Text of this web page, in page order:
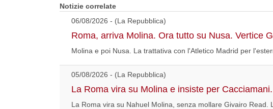
Notizie correlate
06/08/2026 - (La Repubblica)
Roma, arriva Molina. Ora tutto su Nusa. Vertice
Molina e poi Nusa. La trattativa con l'Atletico Madrid per
05/08/2026 - (La Repubblica)
La Roma vira su Molina e insiste per
La Roma vira su Nahuel Molina, senza mollare Givairo